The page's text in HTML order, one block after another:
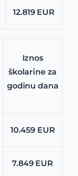
12.819 EUR
Iznos
školarine za
godinu dana
10.459 EUR
7.849 EUR